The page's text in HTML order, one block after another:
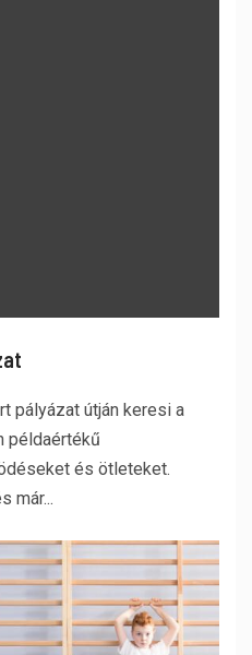
pályázat útján keresi a
példaértékű
és ötleteket.
már...